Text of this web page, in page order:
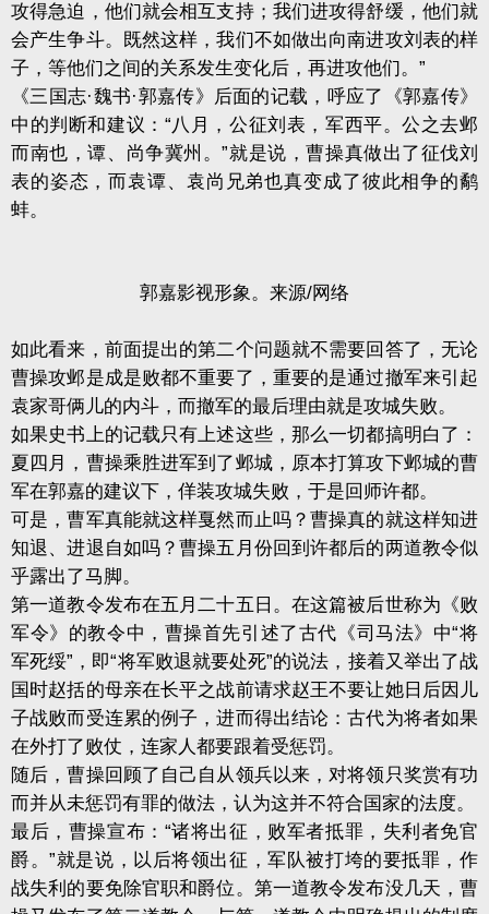
攻得急迫，他们就会相互支持；我们进攻得舒缓，他们就
会产生争斗。既然这样，我们不如做出向南进攻刘表的样
子，等他们之间的关系发生变化后，再进攻他们。”
《三国志·魏书·郭嘉传》后面的记载，呼应了《郭嘉传》
中的判断和建议：“八月，公征刘表，军西平。公之去邺
而南也，谭、尚争冀州。”就是说，曹操真做出了征伐刘
表的姿态，而袁谭、袁尚兄弟也真变成了彼此相争的鹬
蚌。
郭嘉影视形象。来源/网络
如此看来，前面提出的第二个问题就不需要回答了，无论
曹操攻邺是成是败都不重要了，重要的是通过撤军来引起
袁家哥俩儿的内斗，而撤军的最后理由就是攻城失败。
如果史书上的记载只有上述这些，那么一切都搞明白了：
夏四月，曹操乘胜进军到了邺城，原本打算攻下邺城的曹
军在郭嘉的建议下，佯装攻城失败，于是回师许都。
可是，曹军真能就这样戛然而止吗？曹操真的就这样知进
知退、进退自如吗？曹操五月份回到许都后的两道教令似
乎露出了马脚。
第一道教令发布在五月二十五日。在这篇被后世称为《败
军令》的教令中，曹操首先引述了古代《司马法》中“将
军死绥”，即“将军败退就要处死”的说法，接着又举出了战
国时赵括的母亲在长平之战前请求赵王不要让她日后因儿
子战败而受连累的例子，进而得出结论：古代为将者如果
在外打了败仗，连家人都要跟着受惩罚。
随后，曹操回顾了自己自从领兵以来，对将领只奖赏有功
而并从未惩罚有罪的做法，认为这并不符合国家的法度。
最后，曹操宣布：“诸将出征，败军者抵罪，失利者免官
爵。”就是说，以后将领出征，军队被打垮的要抵罪，作
战失利的要免除官职和爵位。第一道教令发布没几天，曹